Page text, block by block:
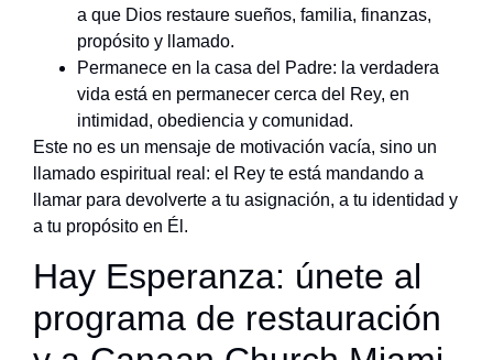
a que Dios restaure sueños, familia, finanzas,
propósito y llamado.
Permanece en la casa del Padre: la verdadera
vida está en permanecer cerca del Rey, en
intimidad, obediencia y comunidad.
Este no es un mensaje de motivación vacía, sino un
llamado espiritual real: el Rey te está mandando a
llamar para devolverte a tu asignación, a tu identidad y
a tu propósito en Él.
Hay Esperanza: únete al
programa de restauración